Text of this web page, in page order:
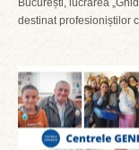
București, lucrarea
destinat profesioniștilor